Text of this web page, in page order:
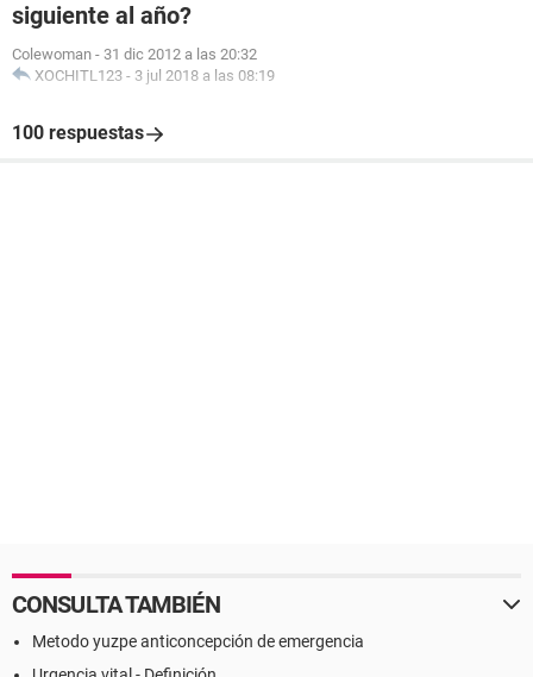
siguiente al año?
Colewoman - 31 dic 2012 a las 20:32
XOCHITL123 - 3 jul 2018 a las 08:19
100 respuestas
CONSULTA TAMBIÉN
Metodo yuzpe anticoncepción de emergencia